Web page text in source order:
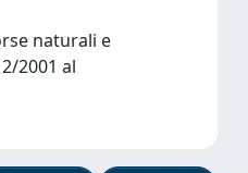
naturali e
2001 al